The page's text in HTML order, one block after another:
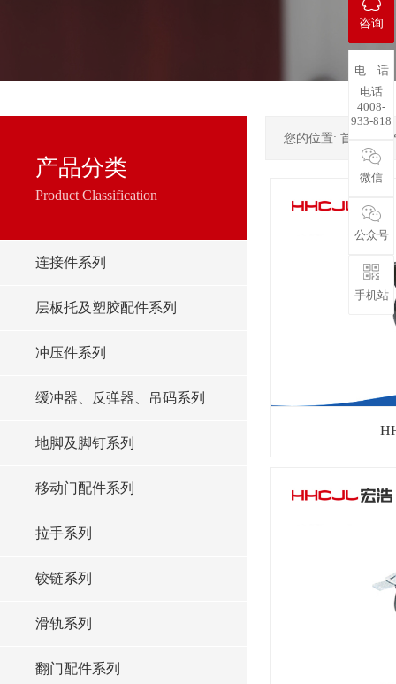
产品分类
Product Classification
连接件系列
层板托及塑胶配件系列
冲压件系列
缓冲器、反弹器、吊码系列
地脚及脚钉系列
移动门配件系列
拉手系列
铰链系列
滑轨系列
翻门配件系列
您的位置: 首页
咨询
电 话
电话
4008-
933-818
微信
公众号
手机站